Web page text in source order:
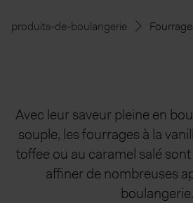
produits-de-boulangerie
Avec leur saveur pleine en
souple, les fourrages à la
toffee ou au caramel salé
affiner de nombreuses
boulangerie.